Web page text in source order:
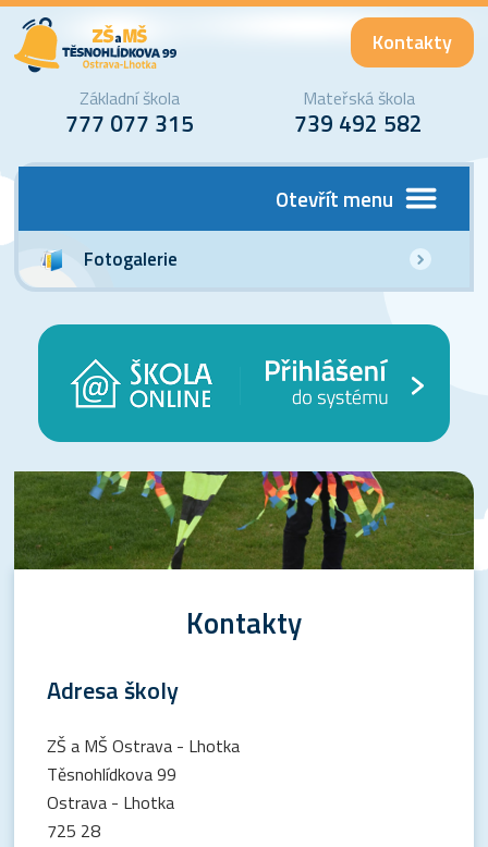
Kontakty
Základní škola
777 077 315
Mateřská škola
739 492 582
Otevřít menu
Fotogalerie
Kontakty
Adresa školy
ZŠ a MŠ Ostrava - Lhotka
Těsnohlídkova 99
Ostrava - Lhotka
725 28